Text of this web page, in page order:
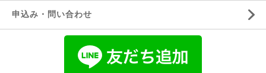
申込み・問い合わせ